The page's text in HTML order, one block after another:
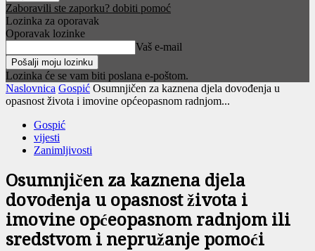
Zaboravili ste zaporku? dobiti pomoć
Lozinka za oporavak
Oporavak lozinke
Vaš e-mail
Lozinka će se vam biti poslana e-poštom.
Naslovnica Gospić Osumnjičen za kaznena djela dovođenja u
opasnost života i imovine općeopasnom radnjom...
Gospić
vijesti
Zanimljivosti
Osumnjičen za kaznena djela
dovođenja u opasnost života i
imovine općeopasnom radnjom ili
sredstvom i nepružanje pomoći